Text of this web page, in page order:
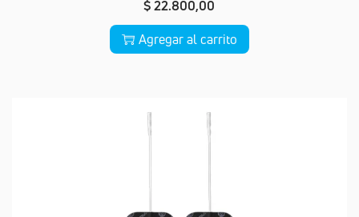
$22.800,00
Agregar al carrito